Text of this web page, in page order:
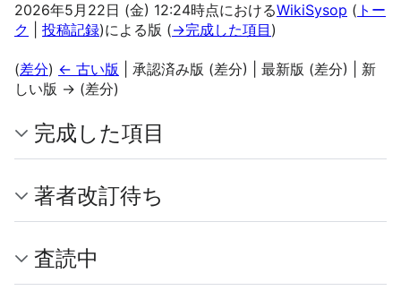
2026年5月22日 (金) 12:24時点におけるWikiSysop ( トー
ク
投稿記録)による版 (→完成した項目 )
(差分) ← 古い版 | 承認済み版 (差分) | 最新版 (差分) | 新
しい版 → (差分)
完成した項目
著者改訂待ち
査読中